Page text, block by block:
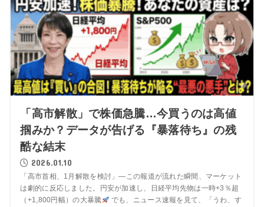
「高市解散」で株価急騰…今買うのは高値
掴みか？データが告げる『暴落待ち』の残
酷な結末
2026.01.10
「高市首相、1月解散を検討」―この報道が流れた瞬間、マーケット
は劇的に反応しました。円安が加速し、日経平均先物は一時+3％超
（+1,800円幅）の大暴騰
でも、ニュース速報を見て、「うわ、す